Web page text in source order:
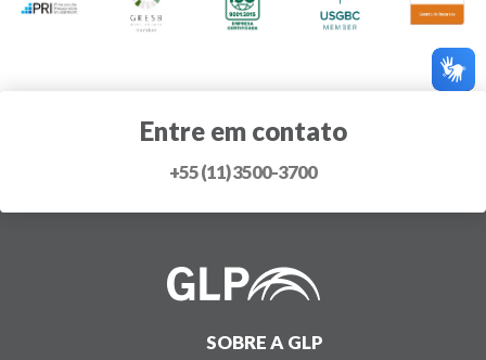
Entre em contato
+55 (11) 3500-3700
SOBRE A GLP